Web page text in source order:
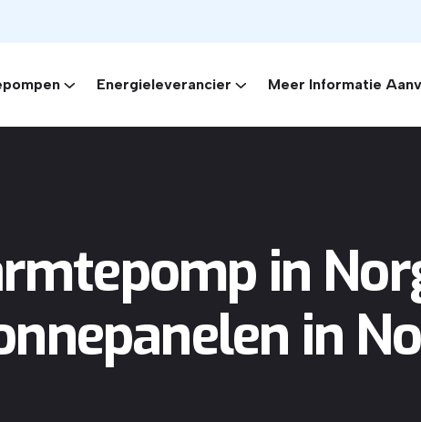
Energieleverancier Meer Informatie
in
in